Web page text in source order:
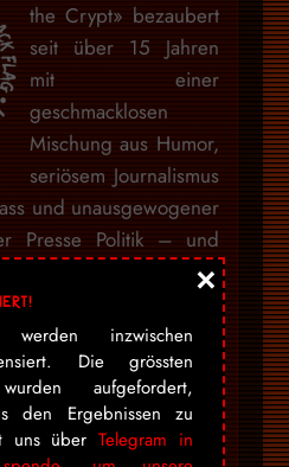
the Crypt» bezaubert
seit über 15 Jahren
mit einer
geschmacklosen
Mischung aus Humor,
seriösem Journalismus
und unausgewogener
Presse Politik – und
jeder Menge Kunst,
Draven hat aus
Marke gemacht,
lässt.
darauf ausgelegt
inzwischen
Die grössten
aufgefordert,
den Ergebnissen zu
uns überTelegram in
×